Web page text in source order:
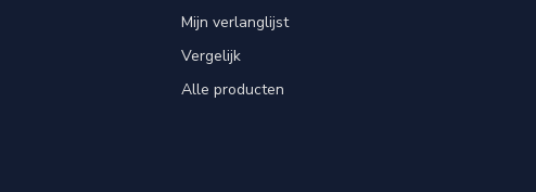
Mijn verlanglijst
Vergelijk
Alle producten